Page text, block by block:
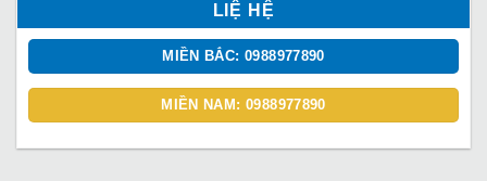
LIỆ HỆ
MIỀN BẮC: 0988977890
MIỀN NAM: 0988977890